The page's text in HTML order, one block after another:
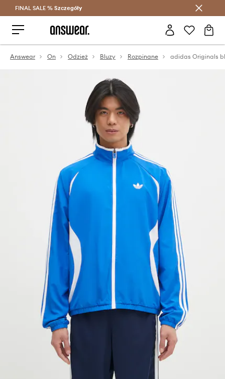
Oszczędzaj z Answear Club >
FINAL SALE % Szczegóły
Answear On Odzież Bluzy Rozpinane